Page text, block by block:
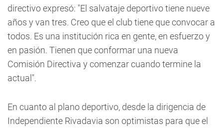
directivo expresó: "El salvataje deportivo tiene nueve
años y van tres. Creo que el club tiene que convocar a
todos. Es una institución rica en gente, en esfuerzo y
en pasión. Tienen que conformar una nueva
Comisión Directiva y comenzar cuando termine la
actual".
En cuanto al plano deportivo, desde la dirigencia de
Independiente Rivadavia son optimistas para que el